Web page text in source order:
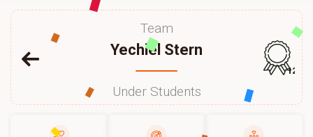
Team
Yechiel Stern
Under Students
124